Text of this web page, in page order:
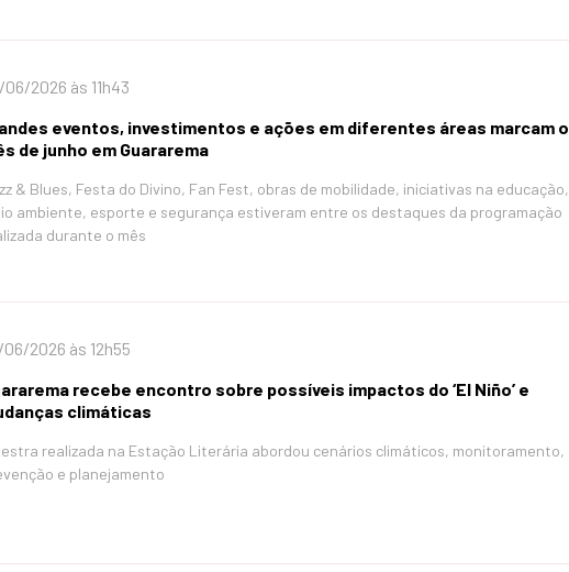
2026 às 11h43
eventos, investimentos e ações em diferentes áreas marcam o
de junho em Guararema
& Blues, Festa do Divino, Fan Fest, obras de mobilidade, iniciativas na educação,
ambiente, esporte e segurança estiveram entre os destaques da programação
durante o mês
2026 às 12h55
recebe encontro sobre possíveis impactos do ‘El Niño’ e
climáticas
realizada na Estação Literária abordou cenários climáticos, monitoramento,
e planejamento